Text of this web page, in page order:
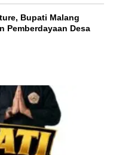
Bupati Malang
Pemberdayaan Desa